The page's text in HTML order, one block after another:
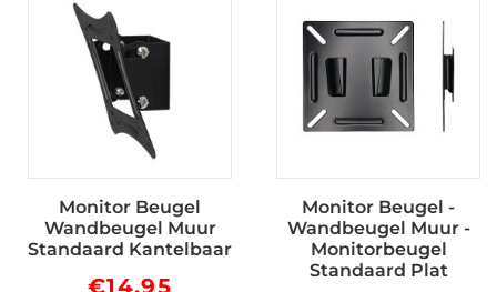
Monitor Beugel
Wandbeugel Muur
Standaard Kantelbaar
€14.95
Monitor Beugel -
Wandbeugel Muur -
Monitorbeugel
Standaard Plat